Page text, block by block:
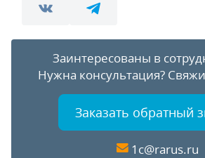
Заинтересованы в
Нужна консультация?
Заказать обратный
1c@rarus.ru